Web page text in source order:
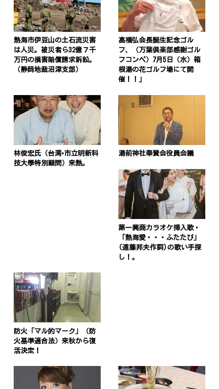
熱海市伊豆山の土石流災害
は人災。被災者ら32億７千
万円の損害賠償請求訴訟。
（静岡地裁沼津支部）
髙橋弘会長誕生記念ゴル
フ、（万葉倶楽部感謝ゴル
フコンペ）7月5日（水）箱
根湯の花ゴルフ場にて開
催！！」
林俊宏氏（台湾•市立明新科
技大學特別顧問）来熱。
湯前神社奉賛会役員会議
第一興商カラオケ挿入歌・
「熱海愛・・・ふたたび」
(遠藤邦夫作詞)の歌い手探
し！。
防火「マル的マーク」（防
火基準適合法）来秋から復
活決定！